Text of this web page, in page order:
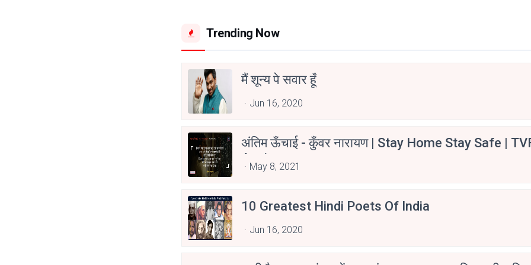
Trending Now
मैं शून्य पे सवार हूँ
Jun 16, 2020
अंतिम ऊँचाई - कुँवर नारायण | Stay Home Stay Safe |
Aspirants
May 8, 2021
10 Greatest Hindi Poets Of India
Jun 16, 2020